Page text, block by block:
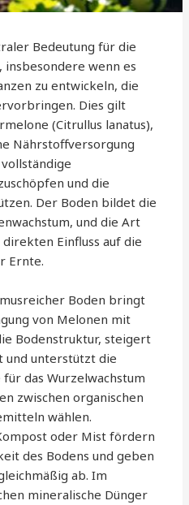
Bedeutung für die
wenn es
zu entwickeln, die
Dies gilt
(Citrullus lanatus),
Nährstoffversorgung
und die
Der Boden bildet die
und die Art
Einfluss auf die
Ernte.
Boden bringt
von Melonen mit
Bodenstruktur, steigert
und unterstützt die
das Wurzelwachstum
zwischen organischen
wählen.
oder Mist fördern
des Bodens und geben
ab. Im
mineralische Dünger